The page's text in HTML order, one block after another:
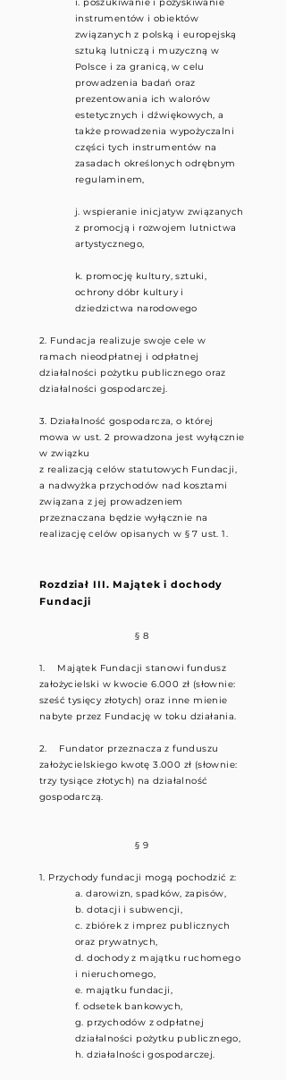
instrumentów i obiektów
związanych z polską i europejską
sztuką lutniczą i muzyczną w
Polsce i za granicą, w celu
prowadzenia badań oraz
prezentowania ich walorów
estetycznych i dźwiękowych, a
także prowadzenia wypożyczalni
części tych instrumentów na
zasadach określonych odrębnym
regulaminem,
j. wspieranie inicjatyw związanych
z promocją i rozwojem lutnictwa
artystycznego,
k. promocję kultury, sztuki,
ochrony dóbr kultury i
dziedzictwa narodowego
2. Fundacja realizuje swoje cele w
ramach nieodpłatnej i odpłatnej
działalności pożytku publicznego oraz
działalności gospodarczej.
3. Działalność gospodarcza, o której
mowa w ust. 2 prowadzona jest wyłącznie
w związku
z realizacją celów statutowych Fundacji,
a nadwyżka przychodów nad kosztami
związana z jej prowadzeniem
przeznaczana będzie wyłącznie na
realizację celów opisanych w § 7 ust. 1.
Rozdział III. Majątek i dochody
Fundacji
§ 8
1. Majątek Fundacji stanowi fundusz
założycielski w kwocie 6.000 zł (słownie:
sześć tysięcy złotych) oraz inne mienie
nabyte przez Fundację w toku działania.
2. Fundator przeznacza z funduszu
założycielskiego kwotę 3.000 zł (słownie:
trzy tysiące złotych) na działalność
gospodarczą.
§ 9
1. Przychody fundacji mogą pochodzić z:
a. darowizn, spadków, zapisów,
b. dotacji i subwencji,
c. zbiórek z imprez publicznych
oraz prywatnych,
d. dochody z majątku ruchomego
i nieruchomego,
e. majątku fundacji,
f. odsetek bankowych,
g. przychodów z odpłatnej
działalności pożytku publicznego,
h. działalności gospodarczej.